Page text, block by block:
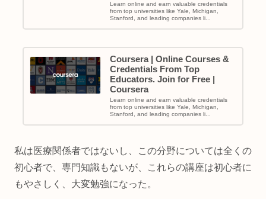
Learn online and earn valuable credentials
from top universities like Yale, Michigan,
Stanford, and leading companies li...
Coursera | Online Courses &
Credentials From Top
Educators. Join for Free |
Coursera
Learn online and earn valuable credentials
from top universities like Yale, Michigan,
Stanford, and leading companies li...
私は医療関係者ではないし、この分野については全くの
初心者で、専門知識もないが、これらの講座は初心者に
もやさしく、大変勉強になった。